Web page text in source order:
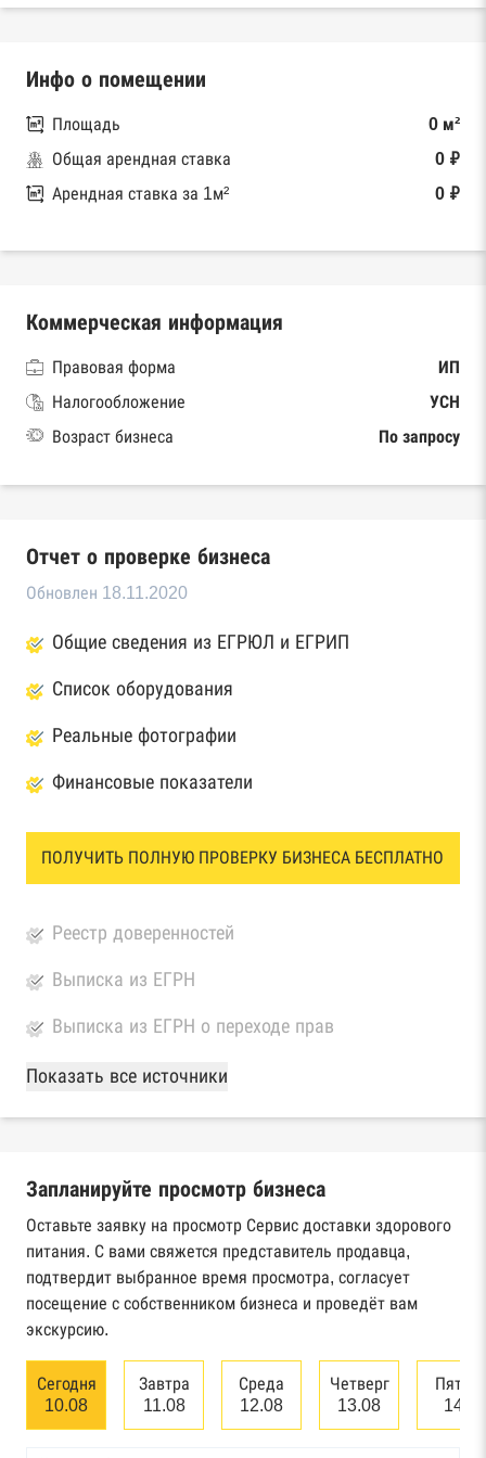
Инфо о помещении
Площадь
0 м²
Общая арендная ставка
0 ₽
Арендная ставка за 1м²
0 ₽
Коммерческая информация
Правовая форма
ИП
Налогообложение
УСН
Возраст бизнеса
По запросу
Отчет о проверке бизнеса
Обновлен 18.11.2020
Общие сведения из ЕГРЮЛ и ЕГРИП
Список оборудования
Реальные фотографии
Финансовые показатели
ПОЛУЧИТЬ ПОЛНУЮ ПРОВЕРКУ БИЗНЕСА БЕСПЛАТНО
Реестр доверенностей
Выписка из ЕГРН
Выписка из ЕГРН о переходе прав
База Росстата
Реестры ЕГРЮЛ и ЕГРИП Федеральной
Реестр государственных контрактов
Федерального казначейства
Картотека арбитражных дел Высшего
арбитражного суда
Единый федеральный реестр сведений о
банкротстве юридических лиц
Показать все источники
Запланируйте просмотр бизнеса
Оставьте заявку на просмотр Сервис доставки здорового
питания. С вами свяжется представитель продавца,
подтвердит выбранное время просмотра, согласует
посещение с собственником бизнеса и проведёт вам
экскурсию.
Сегодня
10.08
Завтра
11.08
Среда
12.08
Четверг
13.08
14.08